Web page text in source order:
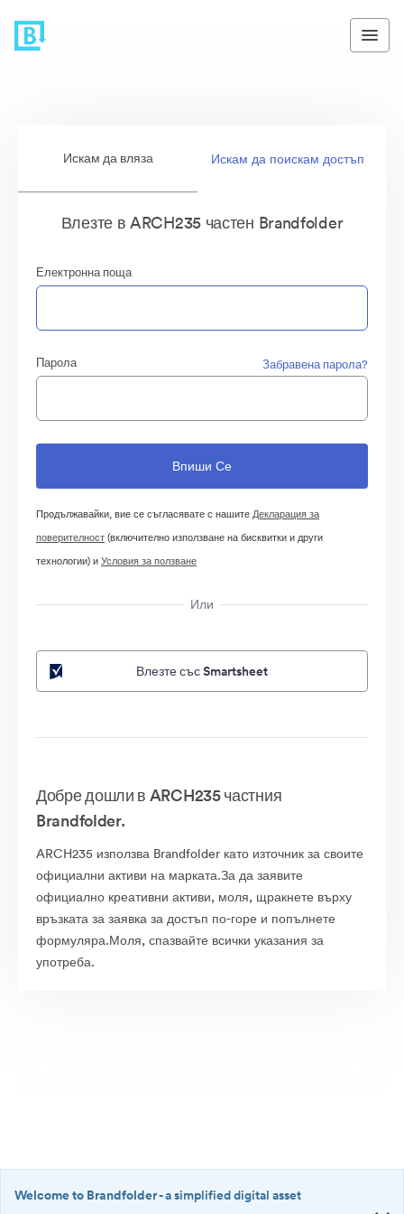
Искам да вляза Искам да поискам достъп
Влезте в ARCH235 частен Brandfolder
Електронна поща
Парола Забравена парола?
Продължавайки, вие се съгласявате с нашитеДекларация за
поверителност(включително използване на бисквитки и други
технологии) иУсловия за ползване
Или
Влезте със Smartsheet
Добре дошли в ARCH235 частния
Brandfolder.
ARCH235 използва Brandfolder като източник за своите
официални активи на марката.За да заявите
официално креативни активи, моля, щракнете върху
връзката за заявка за достъп по-горе и попълнете
формуляра.Моля, спазвайте всички указания за
употреба.
Welcome to Brandfolder- a simplified digital asset